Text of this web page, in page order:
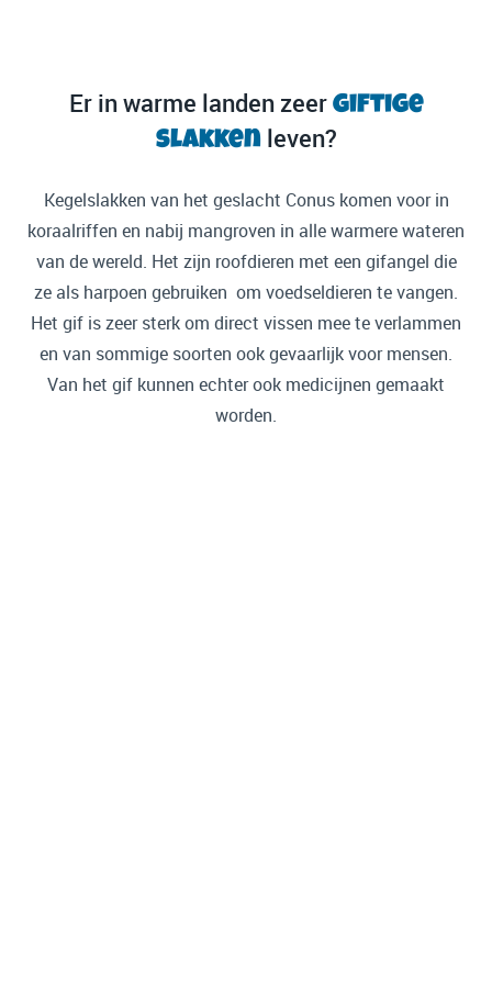
Er in warme landen zeer giftige
slakkenleven?
Kegelslakken van het geslacht Conus komen voor in
koraalriffen en nabij mangroven in alle warmere wateren
van de wereld. Het zijn roofdieren met een gifangel die
ze als harpoen gebruiken om voedseldieren te vangen.
Het gif is zeer sterk om direct vissen mee te verlammen
en van sommige soorten ook gevaarlijk voor mensen.
Van het gif kunnen echter ook medicijnen gemaakt
worden.